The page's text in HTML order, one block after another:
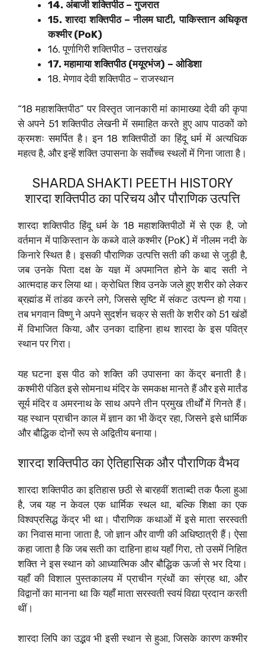
14. अंबाजी शक्तिपीठ – गुजरात
15. शारदा शक्तिपीठ – नीलम घाटी, पाकिस्तान अधिकृत
कश्मीर (PoK)
16. पूर्णागिरी शक्तिपीठ – उत्तराखंड
17. महामाया शक्तिपीठ (मयूरभंज) – ओडिशा
18. मेणाव देवी शक्तिपीठ – राजस्थान
“18 महाशक्तिपीठ” पर विस्तृत जानकारी मां कामाख्या देवी की कृपा
से अपने 51 शक्तिपीठ लेखनी में समाहित करते हुए आप पाठकों को
क्रमशः समर्पित है। इन 18 शक्तिपीठों का हिंदू धर्म में अत्यधिक
महत्व है, और इन्हें शक्ति उपासना के सर्वोच्च स्थलों में गिना जाता है।
SHARDA SHAKTI PEETH HISTORY
शारदा शक्तिपीठ का परिचय और पौराणिक उत्पत्ति
शारदा शक्तिपीठ हिंदू धर्म के 18 महाशक्तिपीठों में से एक है, जो
वर्तमान में पाकिस्तान के कब्जे वाले कश्मीर (PoK) में नीलम नदी के
किनारे स्थित है। इसकी पौराणिक उत्पत्ति सती की कथा से जुड़ी है,
जब उनके पिता दक्ष के यज्ञ में अपमानित होने के बाद सती ने
आत्मदाह कर लिया था। क्रोधित शिव उनके जले हुए शरीर को लेकर
ब्रह्मांड में तांडव करने लगे, जिससे सृष्टि में संकट उत्पन्न हो गया।
तब भगवान विष्णु ने अपने सुदर्शन चक्र से सती के शरीर को 51 खंडों
में विभाजित किया, और उनका दाहिना हाथ शारदा के इस पवित्र
स्थान पर गिरा।
यह घटना इस पीठ को शक्ति की उपासना का केंद्र बनाती है।
कश्मीरी पंडित इसे सोमनाथ मंदिर के समकक्ष मानते हैं और इसे मार्तंड
सूर्य मंदिर व अमरनाथ के साथ अपने तीन प्रमुख तीर्थों में गिनते हैं।
यह स्थान प्राचीन काल में ज्ञान का भी केंद्र रहा, जिसने इसे धार्मिक
और बौद्धिक दोनों रूप से अद्वितीय बनाया।
शारदा शक्तिपीठ का ऐतिहासिक और पौराणिक वैभव
शारदा शक्तिपीठ का इतिहास छठी से बारहवीं शताब्दी तक फैला हुआ
है, जब यह न केवल एक धार्मिक स्थल था, बल्कि शिक्षा का एक
विश्वप्रसिद्ध केंद्र भी था। पौराणिक कथाओं में इसे माता सरस्वती
का निवास माना जाता है, जो ज्ञान और वाणी की अधिष्ठात्री हैं। ऐसा
कहा जाता है कि जब सती का दाहिना हाथ यहाँ गिरा, तो उसमें निहित
शक्ति ने इस स्थान को आध्यात्मिक और बौद्धिक ऊर्जा से भर दिया।
यहाँ की विशाल पुस्तकालय में प्राचीन ग्रंथों का संग्रह था, और
विद्वानों का मानना था कि यहाँ माता सरस्वती स्वयं विद्या प्रदान करती
थीं।
शारदा लिपि का उद्भव भी इसी स्थान से हुआ, जिसके कारण कश्मीर